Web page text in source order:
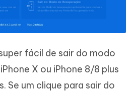
fácil de sair do modo
X ou iPhone 8/8 plus
Se um clique para sair do